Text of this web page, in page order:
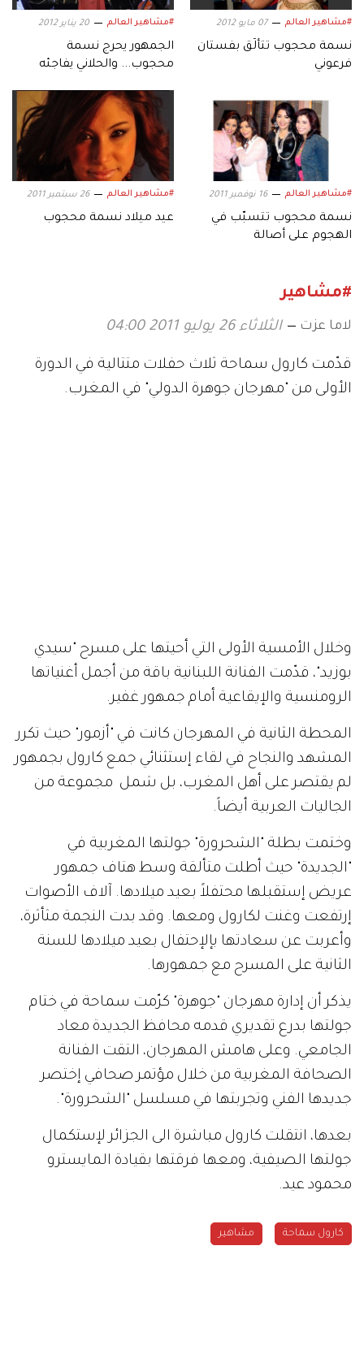
#مشاهير العالم 07 مايو 2012
نسمة محجوب تتألّق بفستان
فرعوني
#مشاهير العالم 20 يناير 2012
الجمهور يحرج نسمة
محجوب... والحلاني يفاجئه
#مشاهير العالم 16 نوفمبر 2011
نسمة محجوب تتسبّب في
الهجوم على أصالة
#مشاهير العالم 26 سبتمبر 2011
عيد ميلاد نسمة محجوب
#مشاهير
لاما عزت الثلاثاء 26 يوليو 2011 04:00
قدّمت كارول سماحة ثلاث حفلات متتالية في الدورة
الأولى من "مهرجان جوهرة الدولي" في المغرب.
وخلال الأمسية الأولى التي أحيتها على مسرح "سيدي
بوزيد"، قدّمت الفنانة اللبنانية باقة من أجمل أغنياتها
الرومنسية والإيقاعية أمام جمهور غفير.
المحطة الثانية في المهرجان كانت في "أزمور" حيث تكرر
المشهد والنجاح في لقاء إستثنائي جمع كارول بجمهور
لم يقتصر على أهل المغرب، بل شمل مجموعة من
الجاليات العربية أيضاً.
وختمت بطلة "الشحرورة" جولتها المغربية في
"الجديدة" حيث أطلت متألقة وسط هتاف جمهور
عريض إستقبلها محتفلاً بعيد ميلادها. آلاف الأصوات
إرتفعت وغنت لكارول ومعها. وقد بدت النجمة مثأثرة،
وأعربت عن سعادتها بإلإحتفال بعيد ميلادها للسنة
الثانية على المسرح مع جمهورها.
يذكر أن إدارة مهرجان "جوهرة" كرّمت سماحة في ختام
جولتها بدرع تقديري قدمه محافظ الجديدة معاد
الجامعي. وعلى هامش المهرجان، التقت الفنانة
الصحافة المغربية من خلال مؤتمر صحافي إختصر
جديدها الفني وتجربتها في مسلسل "الشحرورة".
بعدها، انتقلت كارول مباشرة الى الجزائر لإستكمال
جولتها الصيفية، ومعها فرقتها بقيادة المايسترو
محمود عيد.
كارول سماحة مشاهير